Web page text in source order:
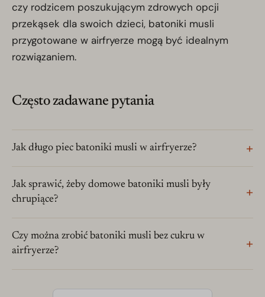
czy rodzicem poszukującym zdrowych opcji
przekąsek dla swoich dzieci, batoniki musli
przygotowane w airfryerze mogą być idealnym
rozwiązaniem.
Często zadawane pytania
Jak długo piec batoniki musli w airfryerze?
Jak sprawić, żeby domowe batoniki musli były
chrupiące?
Czy można zrobić batoniki musli bez cukru w
airfryerze?